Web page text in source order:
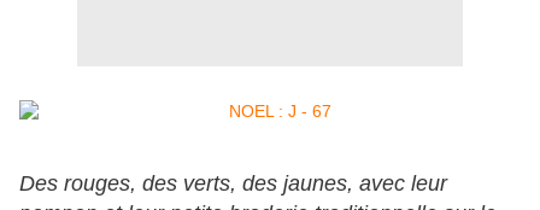
Des rouges, des verts, des jaunes, avec leur